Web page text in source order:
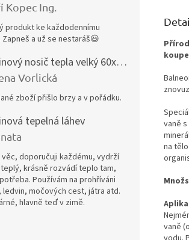
produktu je 5 z 5 hvězdiček.
Kopec Ing.
produkt ke každodennímu
a už se nestaráš😃
Rašelinový nosič tepla velký 60x40 cm
produktu je 5 z 5 hvězdiček.
Vorlická
zboží přišlo brzy a v pořádku.
tepelná láhev
produktu je 5 z 5 hvězdiček.
věc, doporučuji každému, vydrží
krásně rozvádí teplo tam,
Používám na prohříváni
močových cest, játra atd.
hlavně teď v zimě.
vaně
na
vaně